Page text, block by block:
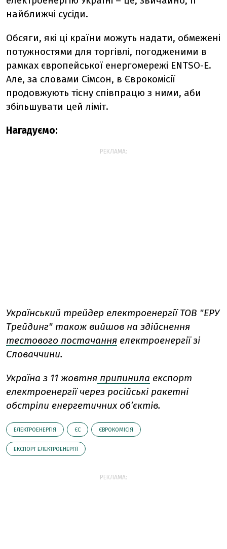
найближчі сусіди.
Обсяги, які ці країни можуть надати, обмежені
потужностями для торгівлі, погодженими в
рамках європейської енергомережі ENTSO-E.
Але, за словами Сімсон, в Єврокомісії
продовжують тісну співпрацю з ними, аби
збільшувати цей ліміт.
Нагадуємо:
РЕКЛАМА:
Український трейдер електроенергії ТОВ "ЕРУ
Трейдинг" також вийшов на здійснення
тестового постачання електроенергії зі
Словаччини.
Україна з 11 жовтня припинила експорт
електроенергії через російські ракетні
обстріли енергетичних об’єктів.
ЕЛЕКТРОЕНЕРГІЯ ЄС ЄВРОКОМІСІЯ
ЕКСПОРТ ЕЛЕКТРОЕНЕРГІЇ
РЕКЛАМА: